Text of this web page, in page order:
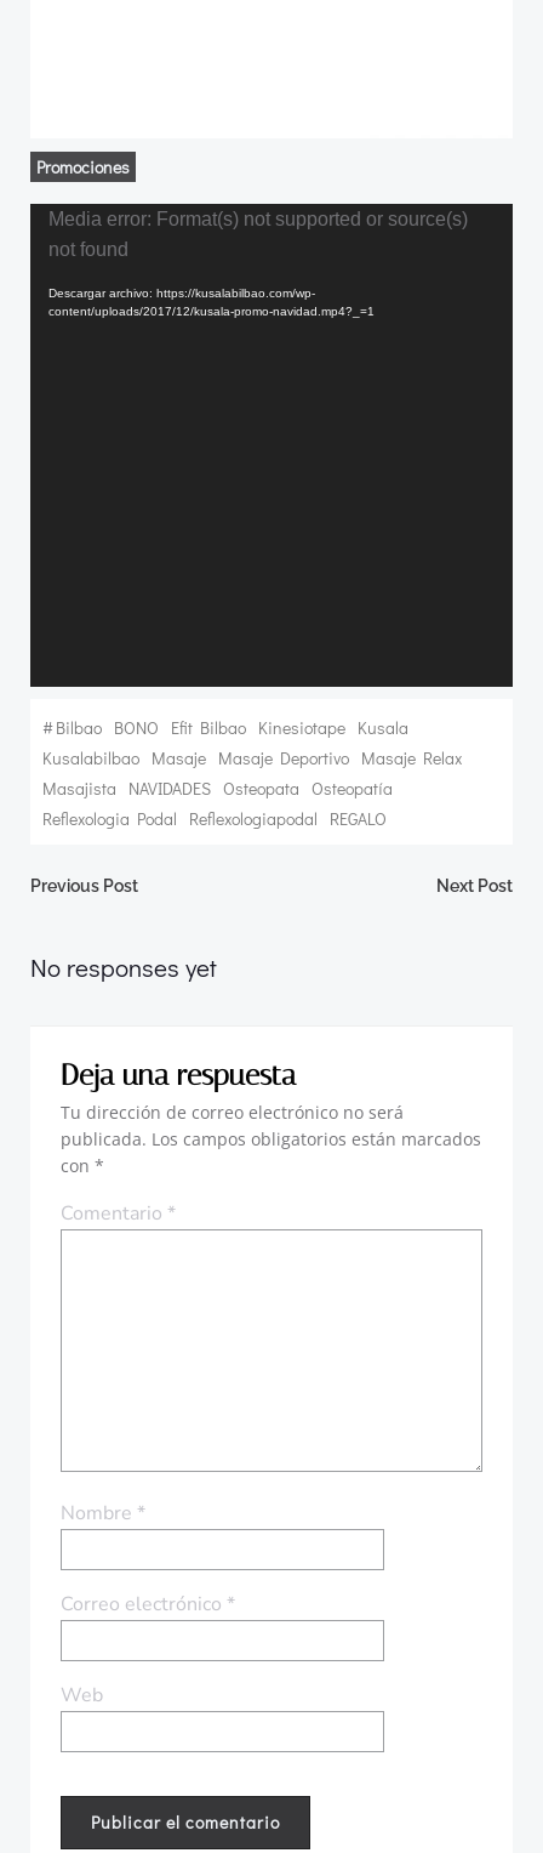
Promociones
Reproductor
Media error: Format(s) not supported or source(s)
not found
Descargar archivo: https://kusalabilbao.com/wp-
content/uploads/2017/12/kusala-promo-navidad.mp4?_=1
#Bilbao BONO Efit Bilbao Kinesiotape Kusala
Kusalabilbao Masaje Masaje Deportivo Masaje Relax
Masajista
NAVIDADES Osteopata Osteopatía
Reflexologia Podal
Reflexologiapodal REGALO
Navegación
por
entradas
Previous Post
entradas
Next Post
No responses yet
Deja una respuesta
Tu dirección de correo electrónico no será
publicada. Los campos obligatorios están marcados
con *
Comentario *
Nombre *
Correo electrónico *
Web